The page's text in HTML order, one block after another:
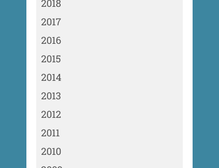
2018
2017
2016
2015
2014
2013
2012
2011
2010